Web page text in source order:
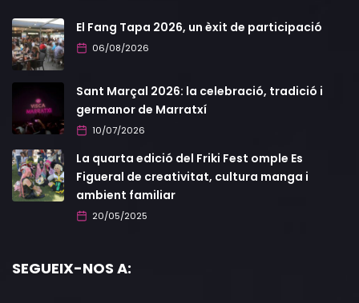
El Fang Tapa 2026, un èxit de participació
06/08/2026
Sant Marçal 2026: la celebració, tradició i
germanor de Marratxí
10/07/2026
La quarta edició del Friki Fest omple Es
Figueral de creativitat, cultura manga i
ambient familiar
20/05/2025
SEGUEIX-NOS A: